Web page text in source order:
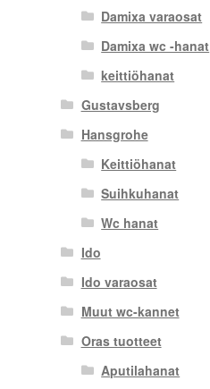
Damixa varaosat
Damixa wc -hanat
keittiöhanat
Gustavsberg
Hansgrohe
Keittiöhanat
Suihkuhanat
Wc hanat
Ido
Ido varaosat
Muut wc-kannet
Oras tuotteet
Aputilahanat